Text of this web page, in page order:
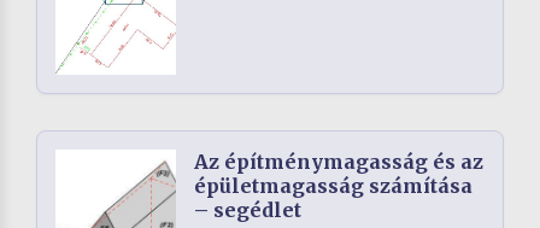
Az építménymagasság és az
épületmagasság számítása
– segédlet